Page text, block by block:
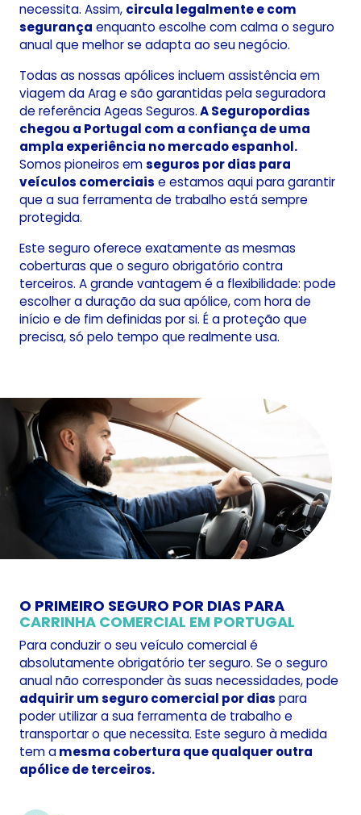
necessita. Assim, circula legalmente e com
segurança enquanto escolhe com calma o seguro
anual que melhor se adapta ao seu negócio.
Todas as nossas apólices incluem assistência em
viagem da Arag e são garantidas pela seguradora
de referência Ageas Seguros.A Seguropordias
chegou a Portugal com a confiança de uma
ampla experiência no mercado espanhol.
Somos pioneiros emseguros por dias para
veículos comerciais e estamos aqui para garantir
que a sua ferramenta de trabalho está sempre
protegida.
Este seguro oferece exatamente as mesmas
coberturas que o seguro obrigatório contra
terceiros. A grande vantagem é a flexibilidade: pode
escolher a duração da sua apólice, com hora de
início e de fim definidas por si. É a proteção que
precisa, só pelo tempo que realmente usa.
O PRIMEIRO SEGURO POR DIAS PARA
CARRINHA COMERCIAL EM PORTUGAL
Para conduzir o seu veículo comercial é
absolutamente obrigatório ter seguro. Se o seguro
anual não corresponder às suas necessidades, pode
adquirir um seguro comercial por dias para
poder utilizar a sua ferramenta de trabalho e
transportar o que necessita. Este seguro à medida
tem amesma cobertura que qualquer outra
apólice de terceiros.